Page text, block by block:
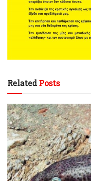
RelatedPosts